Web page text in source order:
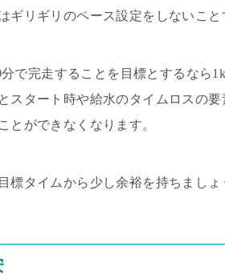
ギリギリのペース設定をしないこと
分で完走することを目標とするなら
スタート時や給水のタイムロスの
とができなくなります。
標タイムから少し余裕を持ちましょ